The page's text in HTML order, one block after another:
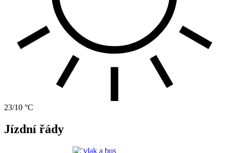
23/10 °C
Jízdní řády